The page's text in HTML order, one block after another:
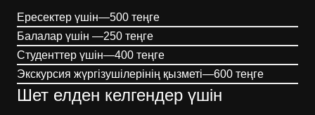
Ересектер үшін—500 теңге
Балалар үшін —250 теңге
Студенттер үшін—400 теңге
Экскурсия жүргізушілерінің қызметі—600 теңге
Шет елден келгендер үшін